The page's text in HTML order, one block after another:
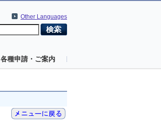
Other Languages
各種申請・ご案内